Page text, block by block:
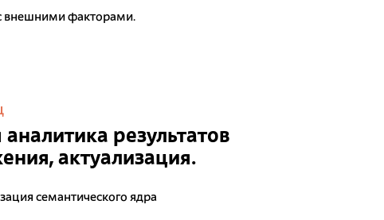
внешними факторами.
аналитика результатов
актуализация.
семантического ядра